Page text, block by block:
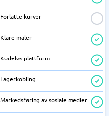
Forlatte kurver
Klare maler
Kodeløs plattform
Lagerkobling
Markedsføring av sosiale medier